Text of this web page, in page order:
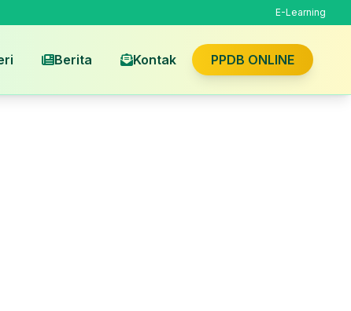
E-Learning
Berita Kontak PPDB ONLINE